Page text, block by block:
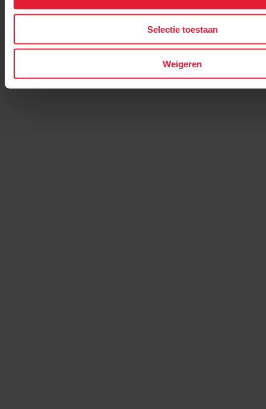
Selectie toestaan
Weigeren